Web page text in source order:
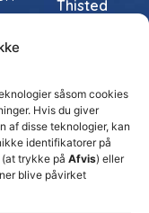
såsom cookies
Hvis du giver
af disse teknologier, kan
identifikatorer på
trykke på Afvis) eller
blive påvirket
Thisted
for at
sikre
klubbens
fremtid
15. juli 2026